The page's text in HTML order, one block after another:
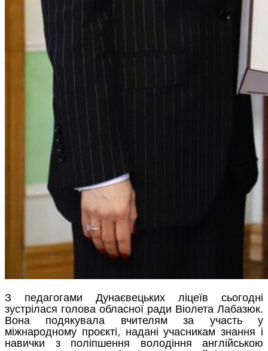
З педагогами Дунаєвецьких ліцеїв сьогодні
зустрілася голова обласної ради Віолета Лабазюк.
Вона подякувала вчителям за участь у
міжнародному проєкті, надані учасникам знання і
навички з поліпшення володіння англійською